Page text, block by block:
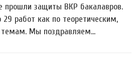
прошли защиты ВКР бакалавров.
работ как по теоретическим,
Мы поздравляем…